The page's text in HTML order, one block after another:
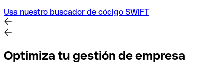
Usa nuestro buscador de código SWIFT
Optimiza tu gestión de empresa